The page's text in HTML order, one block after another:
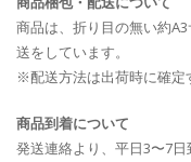
商品は、折り目の無い約
送をしています。
※配送方法は出荷時に確定
商品到着について
発送連絡より、平日3〜7